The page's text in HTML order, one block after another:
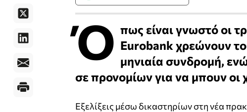
Ό πως είναι γνωστό οι
Eurobank χρεώνουν
μηνιαία συνδρομή,
σε προνομίων για να μπουν οι
Εξελίξεις μέσω δικαστηρίων στη νέα